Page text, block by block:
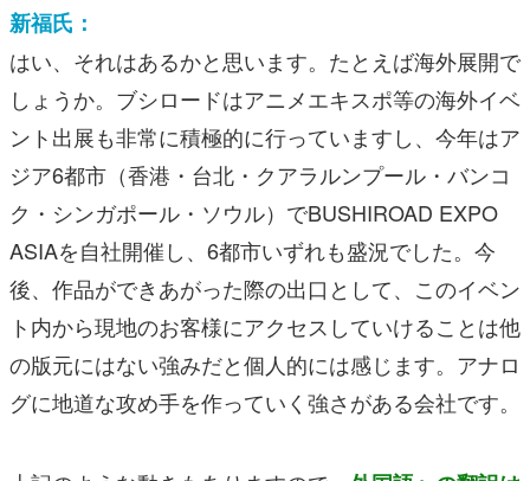
新福氏：
はい、それはあるかと思います。たとえば海外展開で
しょうか。ブシロードはアニメエキスポ等の海外イベ
ント出展も非常に積極的に行っていますし、今年はア
ジア6都市（香港・台北・クアラルンプール・バンコ
ク・シンガポール・ソウル）でBUSHIROAD EXPO
ASIAを自社開催し、6都市いずれも盛況でした。今
後、作品ができあがった際の出口として、このイベン
ト内から現地のお客様にアクセスしていけることは他
の版元にはない強みだと個人的には感じます。アナロ
グに地道な攻め手を作っていく強さがある会社です。